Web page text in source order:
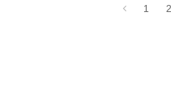
1 2